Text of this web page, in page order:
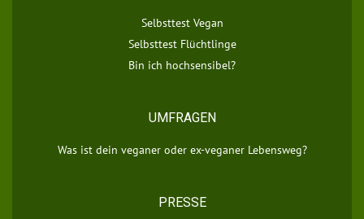
Selbsttest Vegan
Selbsttest Flüchtlinge
Bin ich hochsensibel?
UMFRAGEN
Was ist dein veganer oder ex-veganer Lebensweg?
PRESSE